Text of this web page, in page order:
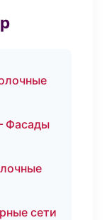
Фасады
сети